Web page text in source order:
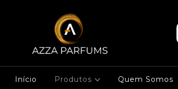
Início Produtos Quem Somos